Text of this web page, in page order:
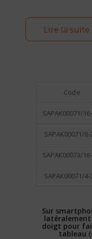
Lire la suite
Code
SAPAK00071/
SAPAK00071/
SAPAK00073/
SAPAK00071/
Sur
latéralement
doigt pour
tableau